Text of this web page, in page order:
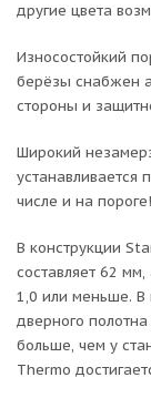
другие цвета
Износостойкий
берёзы снабжен
стороны и
Широкий
устанавливается
числе и на пороге!
В конструкции
составляет 62
1,0 или меньше. В
дверного
больше, чем у
Thermo